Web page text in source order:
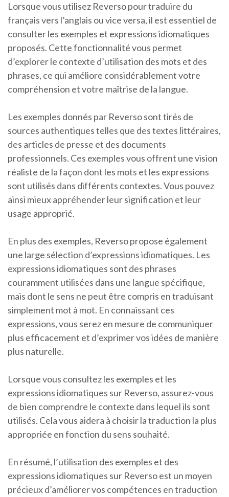
Lorsque vous utilisez Reverso pour traduire du
français vers l’anglais ou vice versa, il est essentiel de
consulter les exemples et expressions idiomatiques
proposés. Cette fonctionnalité vous permet
d’explorer le contexte d’utilisation des mots et des
phrases, ce qui améliore considérablement votre
compréhension et votre maîtrise de la langue.
Les exemples donnés par Reverso sont tirés de
sources authentiques telles que des textes littéraires,
des articles de presse et des documents
professionnels. Ces exemples vous offrent une vision
réaliste de la façon dont les mots et les expressions
sont utilisés dans différents contextes. Vous pouvez
ainsi mieux appréhender leur signification et leur
usage approprié.
En plus des exemples, Reverso propose également
une large sélection d’expressions idiomatiques. Les
expressions idiomatiques sont des phrases
couramment utilisées dans une langue spécifique,
mais dont le sens ne peut être compris en traduisant
simplement mot à mot. En connaissant ces
expressions, vous serez en mesure de communiquer
plus efficacement et d’exprimer vos idées de manière
plus naturelle.
Lorsque vous consultez les exemples et les
expressions idiomatiques sur Reverso, assurez-vous
de bien comprendre le contexte dans lequel ils sont
utilisés. Cela vous aidera à choisir la traduction la plus
appropriée en fonction du sens souhaité.
En résumé, l’utilisation des exemples et des
expressions idiomatiques sur Reverso est un moyen
précieux d’améliorer vos compétences en traduction